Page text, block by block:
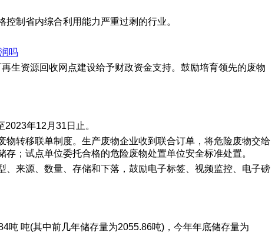
制省内综合利用能力严重过剩的行业。
吗
生资源回收网点建设给予财政资金支持。鼓励培育领先的废物
年12月31日止。
转移联单制度。生产废物企业收到联合订单，将危险废物交给
；试点单位委托合格的危险废物处置单位安全标准处置。
来源、数量、存储和下落，鼓励电子标签、视频监控、电子磅
吨 吨(其中前几年储存量为2055.86吨)，今年年底储存量为